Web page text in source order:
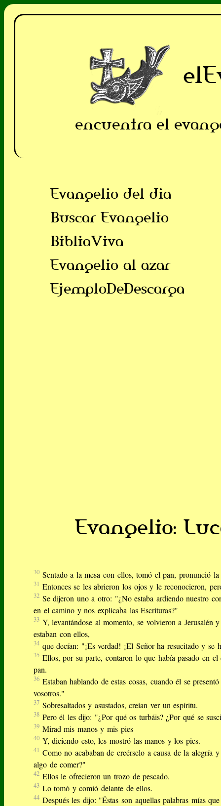
encuentra el
Evangelio del dia
Buscar Evangelio
BibliaViva
Evangelio al azar
EjemploDeDescarga
Evangelio:
30 Sentado a la mesa con ellos, tomó el pan, pronunció
31 Entonces se les abrieron los ojos y le reconocieron,
32 Se dijeron uno a otro: "¿No estaba ardiendo nuestro
en el camino y nos explicaba las Escrituras?"
33 Y, levantándose al momento, se volvieron a
estaban con ellos,
34 que decían: "¡Es verdad! ¡El Señor ha resucitado y se
35 Ellos, por su parte, contaron lo que había pasado en
pan.
36 Estaban hablando de estas cosas, cuando él se
vosotros."
37 Sobresaltados y asustados, creían ver un espíritu.
38 Pero él les dijo: "¿Por qué os turbáis? ¿Por qué se
39 Mirad mis manos y mis pies
40 Y, diciendo esto, les mostró las manos y los pies.
41 Como no acababan de creérselo a causa de la alegría
algo de comer?"
42 Ellos le ofrecieron un trozo de pescado.
43 Lo tomó y comió delante de ellos.
44 Después les dijo: "Éstas son aquellas palabras mías